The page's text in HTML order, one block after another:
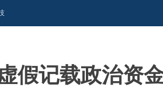
假记载政治资